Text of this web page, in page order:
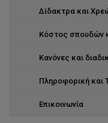
Δίδακτρα και
Κόστος σπουδών
Κανόνες και
Πληροφορική και
Επικοινωνία